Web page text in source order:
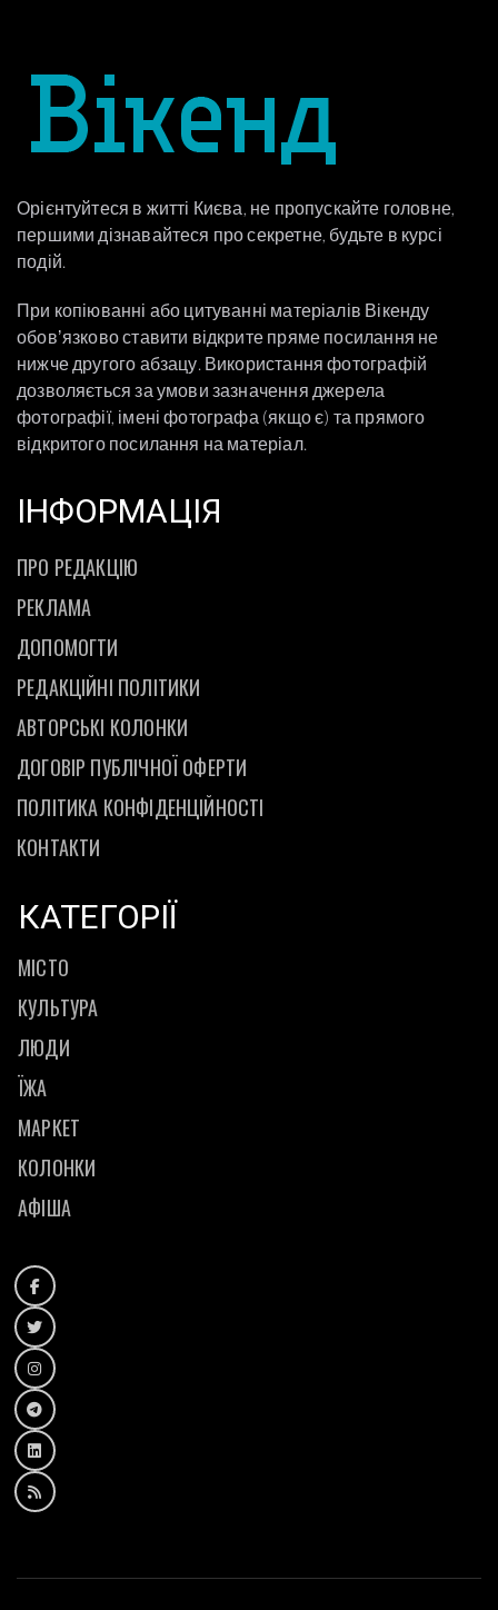
Орієнтуйтеся в житті Києва, не пропускайте головне,
першими дізнавайтеся про секретне, будьте в курсі
подій.
При копіюванні або цитуванні матеріалів Вікенду
обовʼязково ставити відкрите пряме посилання не
нижче другого абзацу. Використання фотографій
дозволяється за умови зазначення джерела
фотографії, імені фотографа (якщо є) та прямого
відкритого посилання на матеріал.
ІНФОРМАЦІЯ
ПРО РЕДАКЦІЮ
РЕКЛАМА
ДОПОМОГТИ
РЕДАКЦІЙНІ ПОЛІТИКИ
АВТОРСЬКІ КОЛОНКИ
ДОГОВІР ПУБЛІЧНОЇ ОФЕРТИ
ПОЛІТИКА КОНФІДЕНЦІЙНОСТІ
КОНТАКТИ
КАТЕГОРІЇ
МІСТО
КУЛЬТУРА
ЛЮДИ
ЇЖА
МАРКЕТ
КОЛОНКИ
АФІША